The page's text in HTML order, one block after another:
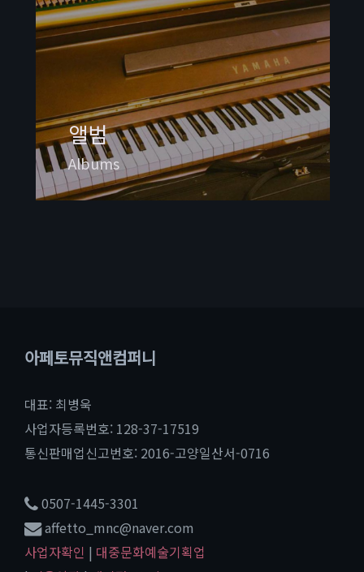
앨범
Albums
아페토뮤직앤컴퍼니
대표: 최병욱
사업자등록번호: 128-37-17519
통신판매업신고번호: 2016-고양일산서-0716
0507-1445-3301
affetto_mnc@naver.com
사업자확인 | 대중문화예술기획업